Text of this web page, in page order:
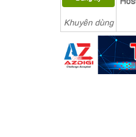
Khuyên dùng